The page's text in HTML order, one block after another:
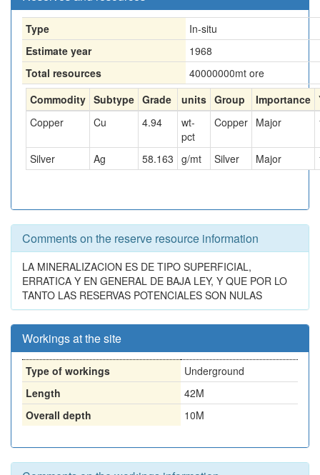
Type
In-situ
Estimate year
1968
Total resources
40000000mt ore
Commodity Subtype Grade units Group Importance
Copper
Cu 4.94
wt-
pct
Copper Major
Silver Ag 58.163 g/mt Silver Major
Comments on the reserve resource information
LA MINERALIZACION ES DE TIPO SUPERFICIAL,
ERRATICA Y EN GENERAL DE BAJA LEY, Y QUE POR LO
TANTO LAS RESERVAS POTENCIALES SON NULAS
Workings at the site
Type of workings
Underground
Length
42M
Overall depth
10M